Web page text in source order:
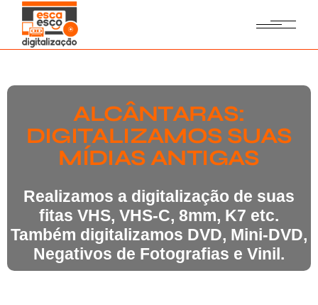
ALCÂNTARAS:
DIGITALIZAMOS SUAS
MÍDIAS ANTIGAS
Realizamos a digitalização de suas
fitas VHS, VHS-C, 8mm, K7 etc.
Também digitalizamos DVD, Mini-DVD,
Negativos de Fotografias e Vinil.